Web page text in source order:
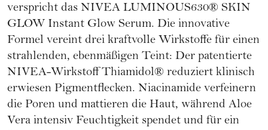
verspricht das NIVEA LUMINOUS630® SKIN
GLOW Instant Glow Serum. Die innovative
Formel vereint drei kraftvolle Wirkstoffe für einen
strahlenden, ebenmäßigen Teint: Der patentierte
NIVEA-Wirkstoff Thiamidol® reduziert klinisch
erwiesen Pigmentflecken. Niacinamide verfeinern
die Poren und mattieren die Haut, während Aloe
Vera intensiv Feuchtigkeit spendet und für ein